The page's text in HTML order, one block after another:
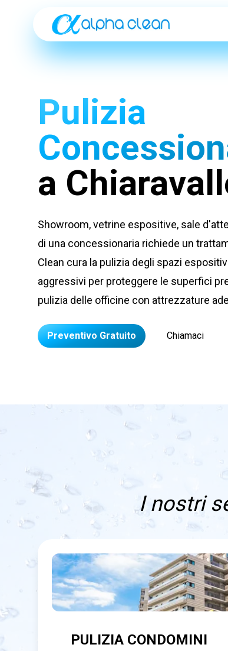
Pulizia
a
Showroom, vetrine espositive, sale
di una concessionaria richiede un
Clean cura la pulizia degli spazi
aggressivi per proteggere le superfici
pulizia delle officine con attrezzature
Preventivo Gratuito Chiamaci
I nostri
PULIZIA CONDOMINI